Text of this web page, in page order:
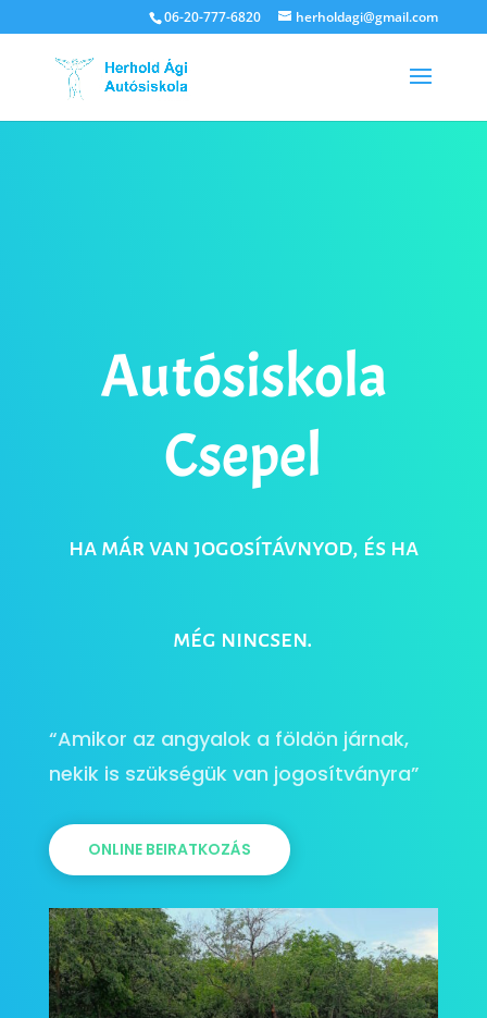
06-20-777-6820 herholdagi@gmail.com
Autósiskola
Csepel
ha már van jogosítávnyod, és ha
még nincsen.
“Amikor az angyalok a földön járnak,
nekik is szükségük van jogosítványra”
ONLINE BEIRATKOZÁS